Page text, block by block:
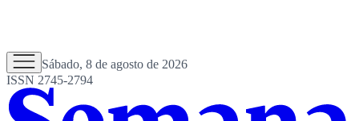
Sábado, 8 de agosto de 2026
ISSN 2745-2794